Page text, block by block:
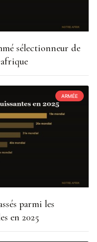
sélectionneur de
ARMÉE
parmi les
en 2025